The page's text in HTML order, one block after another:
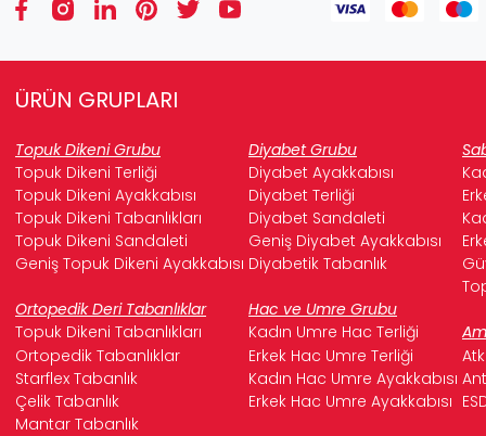
ÜRÜN GRUPLARI
Topuk Dikeni Grubu Diyabet Grubu
Topuk Dikeni Terliği
Diyabet Ayakkabısı
Topuk Dikeni Ayakkabısı
Diyabet Terliği
Topuk Dikeni Tabanlıkları
Diyabet Sandaleti
Topuk Dikeni Sandaleti
Geniş Diyabet Ayakkabısı
Geniş Topuk Dikeni Ayakkabısı Diyabetik Tabanlık
Ortopedik Deri Tabanlıklar
Hac ve Umre Grubu
Topuk Dikeni Tabanlıkları
Kadın Umre Hac Terliği
Ortopedik Tabanlıklar
Erkek Hac Umre Terliği
Starflex Tabanlık
Kadın Hac Umre Ayakkabısı
Çelik Tabanlık
Erkek Hac Umre Ayakkabısı
Mantar Tabanlık